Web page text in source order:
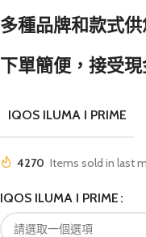
多種品牌和款式供
下單簡便，接受
IQOS ILUMA I PRIME
4270 Items sold in last
IQOS ILUMA I PRIME